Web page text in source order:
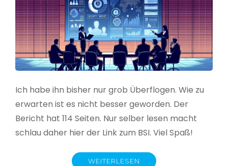
Ich habe ihn bisher nur grob Überflogen. Wie zu
erwarten ist es nicht besser geworden. Der
Bericht hat 114 Seiten. Nur selber lesen macht
schlau daher hier der Link zum BSI. Viel Spaß!
WEITERLESEN